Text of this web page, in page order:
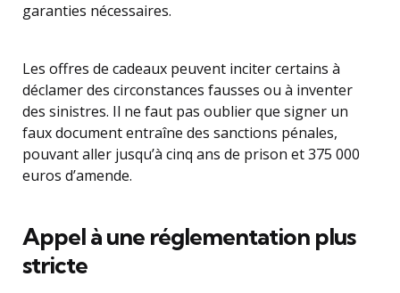
garanties nécessaires.
Les offres de cadeaux peuvent inciter certains à
déclamer des circonstances fausses ou à inventer
des sinistres. Il ne faut pas oublier que signer un
faux document entraîne des sanctions pénales,
pouvant aller jusqu’à cinq ans de prison et 375 000
euros d’amende.
Appel à une réglementation plus
stricte